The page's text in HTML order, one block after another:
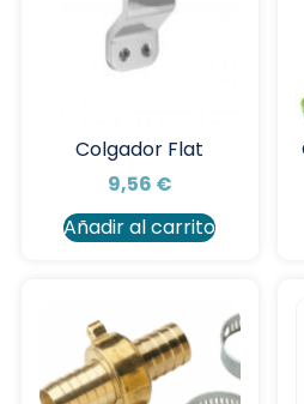
Colgador Flat
9,56 €
Añadir al carrito